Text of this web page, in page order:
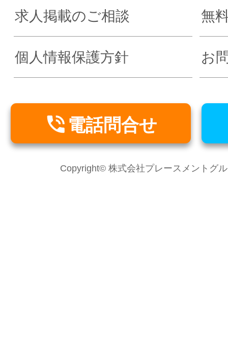
求人掲載のご相談 無
個人情報保護方針 お
 電話問合せ
Copyright© 株式会社プレースメントグ